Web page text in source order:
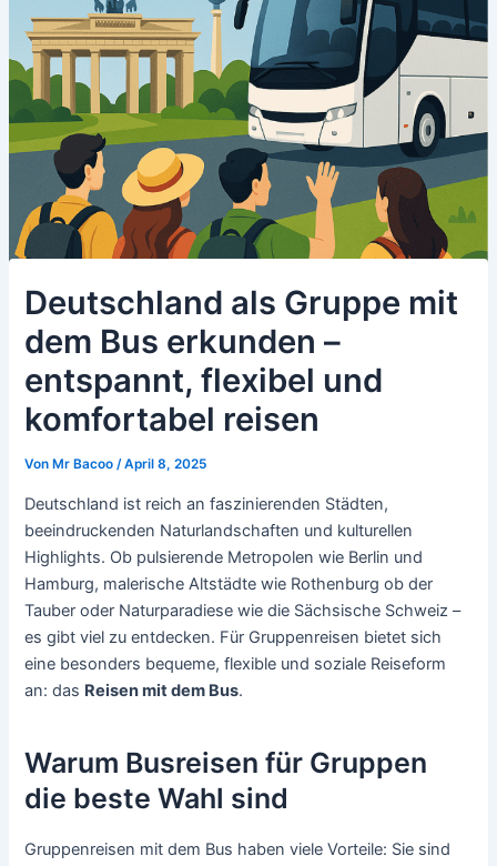
Deutschland als Gruppe mit
dem Bus erkunden –
entspannt, flexibel und
komfortabel reisen
Von Mr Bacoo/April 8, 2025
Deutschland ist reich an faszinierenden Städten,
beeindruckenden Naturlandschaften und kulturellen
Highlights. Ob pulsierende Metropolen wie Berlin und
Hamburg, malerische Altstädte wie Rothenburg ob der
Tauber oder Naturparadiese wie die Sächsische Schweiz –
es gibt viel zu entdecken. Für Gruppenreisen bietet sich
eine besonders bequeme, flexible und soziale Reiseform
an: das Reisen mit dem Bus.
Warum Busreisen für Gruppen
die beste Wahl sind
Gruppenreisen mit dem Bus haben viele Vorteile: Sie sind